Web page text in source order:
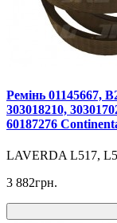
Ремінь 01145667,
303018210,
60187276
LAVERDA L517,
3 882грн.